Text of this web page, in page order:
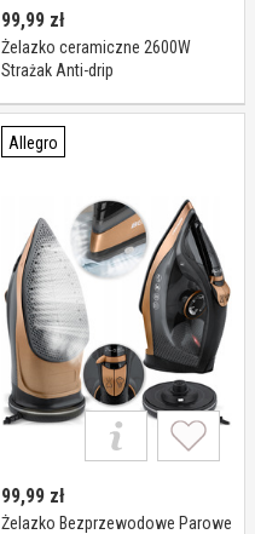
99,99 zł
Żelazko ceramiczne 2600W
Strażak Anti-drip
Allegro
99,99 zł
Żelazko Bezprzewodowe Parowe